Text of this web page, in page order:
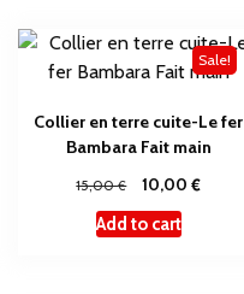
Sale!
Collier en terre cuite-Le fer
Bambara Fait main
15,00€ 10,00€
Add to cart